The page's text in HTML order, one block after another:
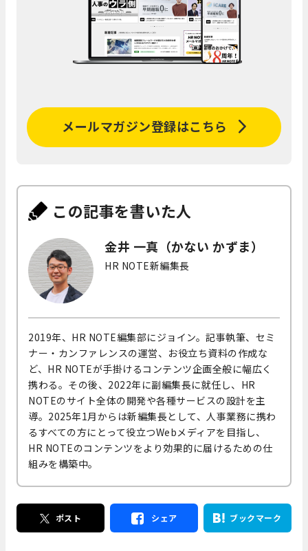
メールマガジン登録はこちら
この記事を書いた人
金井 一真（かない かずま）
HR NOTE新編集長
2019年、HR NOTE編集部にジョイン。記事執筆、セミ
ナー・カンファレンスの運営、お役立ち資料の作成な
ど、HR NOTEが手掛けるコンテンツ企画全般に幅広く
携わる。その後、2022年に副編集長に就任し、HR
NOTEのサイト全体の開発や各種サービスの設計を主
導。2025年1月からは新編集長として、人事業務に携わ
るすべての方にとって役立つWebメディアを目指し、
HR NOTEのコンテンツをより効果的に届けるための仕
組みを構築中。
ポスト シェア ブックマーク